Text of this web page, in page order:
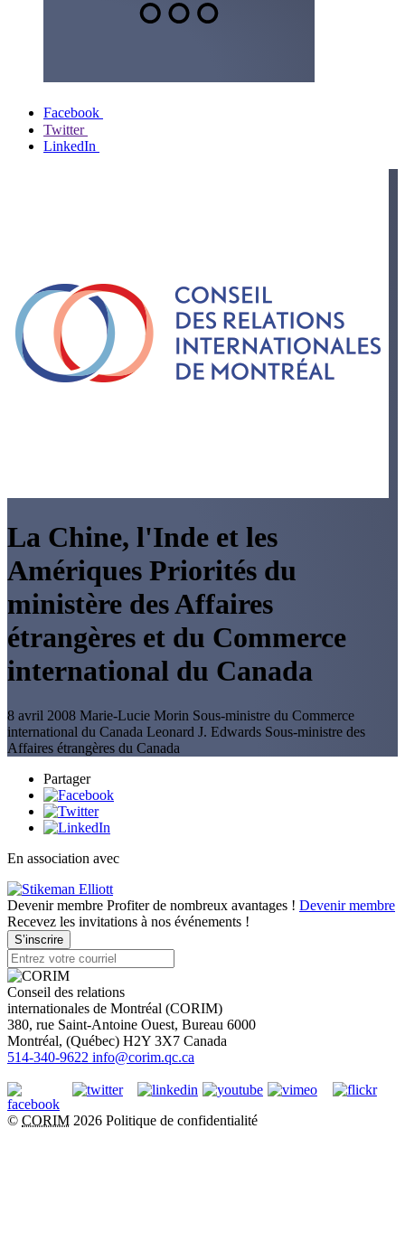
Facebook
Twitter
LinkedIn
La Chine, l'Inde et les
Amériques Priorités du
ministère des Affaires
étrangères et du Commerce
international du Canada
8 avril 2008 Marie-Lucie Morin Sous-ministre du Commerce
international du Canada Leonard J. Edwards Sous-ministre des
Affaires étrangères du Canada
Partager
En association avec
Devenir membre Profiter de nombreux avantages ! Devenir membre
Recevez les invitations à nos événements !
S’inscrire
Conseil des relations
internationales de Montréal (CORIM)
380, rue Saint-Antoine Ouest, Bureau 6000
Montréal, (Québec) H2Y 3X7 Canada
514-340-9622 info@corim.qc.ca
© CORIM 2026 Politique de confidentialité